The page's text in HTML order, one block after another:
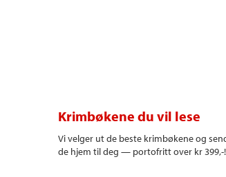
Krimbøkene du vil lese
Vi velger ut de beste krimbøkene og
de hjem til deg — portofritt over kr 399,-!